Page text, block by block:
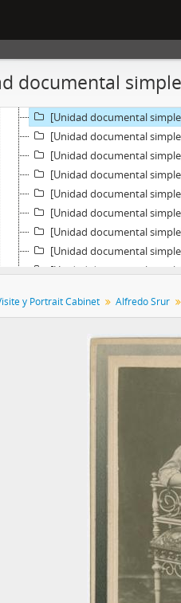
documental simple
[Subserie] Subserie 1, 1860-1910
[Unidad documental
[Unidad documental
[Unidad documental
[Unidad documental
[Unidad documental
[Unidad documental
[Unidad documental
[Unidad documental
[Unidad documental
[Unidad documental
[Unidad documental
[Unidad documental
[Unidad documental
[Unidad documental
[Unidad documental
[Unidad documental
[Unidad documental
[Unidad documental
[Unidad documental
[Unidad documental
[Unidad documental
[Unidad documental
[Unidad documental
[Unidad documental
[Unidad documental
[Unidad documental
[Unidad documental
y Portrait Cabinet Alfredo Srur